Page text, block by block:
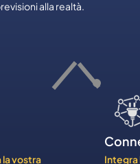
alla realtà.
la vostra
Integra